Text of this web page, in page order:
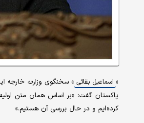
« اسماعیل بقائی » سخنگوی وزارت خارجه
کرده‌ایم و در حال بررسی آن هستیم.»